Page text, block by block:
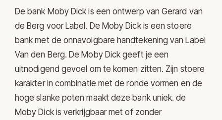
De bank Moby Dick is een ontwerp van Gerard van
de Berg voor Label. De Moby Dick is een stoere
bank met de onnavolgbare handtekening van Label
Van den Berg. De Moby Dick geeft je een
uitnodigend gevoel om te komen zitten. Zijn stoere
karakter in combinatie met de ronde vormen en de
hoge slanke poten maakt deze bank uniek. de
Moby Dick is verkrijgbaar met of zonder